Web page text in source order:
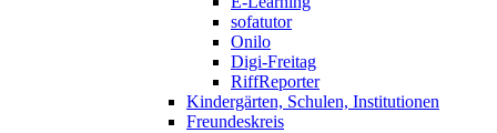
sofatutor
Onilo
Digi-Freitag
RiffReporter
Kindergärten, Schulen, Institutionen
Freundeskreis